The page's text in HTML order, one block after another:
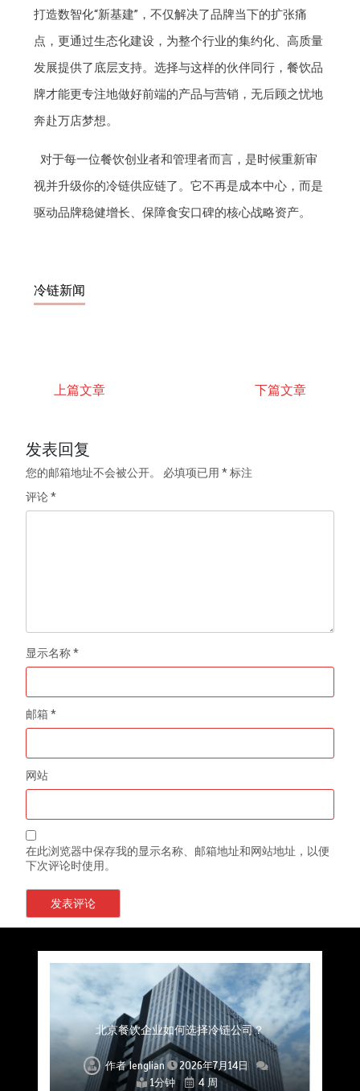
打造数智化“新基建”，不仅解决了品牌当下的扩张痛
点，更通过生态化建设，为整个行业的集约化、高质量
发展提供了底层支持。选择与这样的伙伴同行，餐饮品
牌才能更专注地做好前端的产品与营销，无后顾之忧地
奔赴万店梦想。
对于每一位餐饮创业者和管理者而言，是时候重新审
视并升级你的冷链供应链了。它不再是成本中心，而是
驱动品牌稳健增长、保障食安口碑的核心战略资产。
冷链新闻
上篇文章 下篇文章
发表回复
您的邮箱地址不会被公开。 必填项已用*标注
评论*
显示名称*
邮箱*
网站
在此浏览器中保存我的显示名称、邮箱地址和网站地址，以便
下次评论时使用。
上海餐饮连锁加速，冷链配送如何破解冻品食材
流通难题？
作者lenglian
2026年7月14日
1分钟
4 周
杭州中央厨房布局餐饮连锁，冷链配送如何打通
关键一环
作者lenglian
2026年7月14日
1分钟
4 周
北京餐饮企业如何选择冷链公司？
作者lenglian
2026年7月14日
1分钟
4 周
深圳冷链物流如何护航餐饮连锁？冻品食材流通
全解析
作者lenglian
2026年7月14日
1分钟
4 周
北京餐饮仓配一体化的核心价值与落地实践解析
作者lenglian
2026年7月14日
1分钟
4 周
武汉冻品配送三要素：控温、时效、低成本如何
兼得？
作者lenglian
2026年7月14日
1分钟
4 周
重庆冷链布局解冻食材运输密码，餐饮连锁如何
稳控品质？
作者lenglian
2026年7月14日
1分钟
4 周